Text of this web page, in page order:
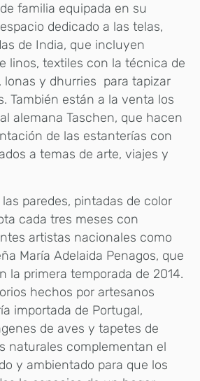
familia equipada en su
dedicado a las telas,
de India, que incluyen
linos, textiles con la técnica de
lonas y dhurries para tapizar
También están a la venta los
alemana Taschen, que hacen
de las estanterías con
a temas de arte, viajes y
paredes, pintadas de color
cada tres meses con
artistas nacionales como
María Adelaida Penagos, que
la primera temporada de 2014.
hechos por artesanos
importada de Portugal,
de aves y tapetes de
naturales complementan el
y ambientado para que los